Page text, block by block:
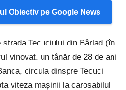
Obiectiv pe Google News
Tecuciului din Bârlad (în
vinovat, un tânăr de 28 de ani
circula dinspre Tecuci
viteza mașinii la carosabilul